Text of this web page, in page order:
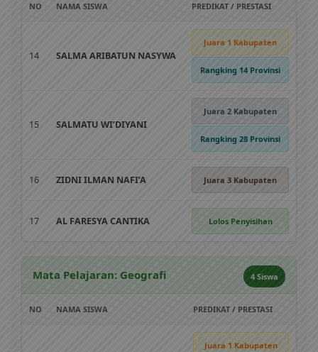
NO NAMA SISWA PREDIKAT / PRESTASI
14 SALMA ARIBATUN NASYWA
Juara 1 Kabupaten
Rangking 14 Provinsi
15 SALMATU WI’DIYANI
Juara 2 Kabupaten
Rangking 28 Provinsi
16 ZIDNI ILMAN NAFI’A Juara 3 Kabupaten
17 AL FARESYA CANTIKA Lolos Penyisihan
Mata Pelajaran: Geografi 4 Siswa
NO NAMA SISWA PREDIKAT / PRESTASI
Juara 1 Kabupaten